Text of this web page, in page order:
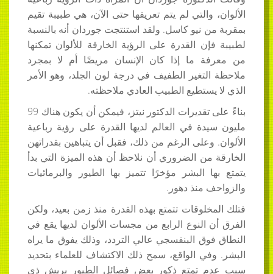
الألوان، والتي لم يتم تعريفها حتى الآن، هي طبيبة تقيم
بمقربة من نيو كاسل. ولقد استنتجت جوردان أنه بالنسبة
لطبيبة فإن القدرة على الرؤية الخارقة للألوان تمكنها
من معرفة ما إذا كان الإنسان مريضًا أم لا بمجرد
ملاحظة التغير الطفيف في درجة لون الجلد، وهو الأمر
الذي لا يستطيع الطبيب العادي ملاحظته.
بناءً على تقديرات الدكتور نيتز، فيمكن أن يكون هناك 99
مليون سيدة في العالم لديها القدرة على رؤية رباعية
الألوان. وعلى الرغم من ذلك، فقبل أن يتباهين بقدراتهن
الخارقة من الضروري أن نلاحظ أن هذه الميزة التي بدأ
يتمتع بها البشر مؤخرًا تتميز بها الطيور والبرمائيات
والزواحف منذ دهور.
فتلك المخلوقات تتمتع بهذه القدرة منذ زمن بعيد، ولكن
الفرق أن النوع الرابع من مجسات الألوان لديها يقع في
النطاق فوق البنفسجي عالي التردد، وذلك يفوق ما يراه
البشر. وفي الواقع، سمح ذلك الاكتشاف للعلماء بتحديد
سبب عدم تمتع ذكور بعض فصائل الطيور بريش ذي